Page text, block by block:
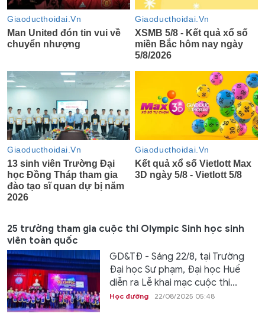
25 trường tham gia cuộc thi Olympic Sinh học sinh
viên toàn quốc
GD&TĐ - Sáng 22/8, tại Trường
Đại học Sư phạm, Đại học Huế
diễn ra Lễ khai mạc cuộc thi...
Học đường 22/08/2025 05:48